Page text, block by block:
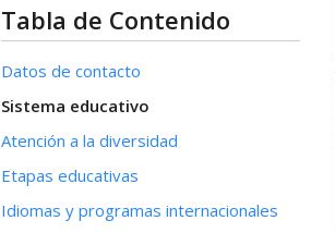
Tabla de Contenido
Datos de contacto
Sistema educativo
Atención a la diversidad
Etapas educativas
Idiomas y programas internacionales